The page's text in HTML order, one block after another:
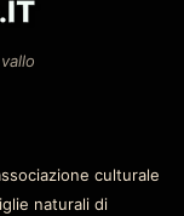
culturale
naturali di